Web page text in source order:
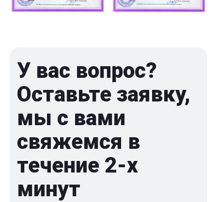
У вас вопрос?
Оставьте заявку,
мы с вами
свяжемся в
течение 2-x
минут